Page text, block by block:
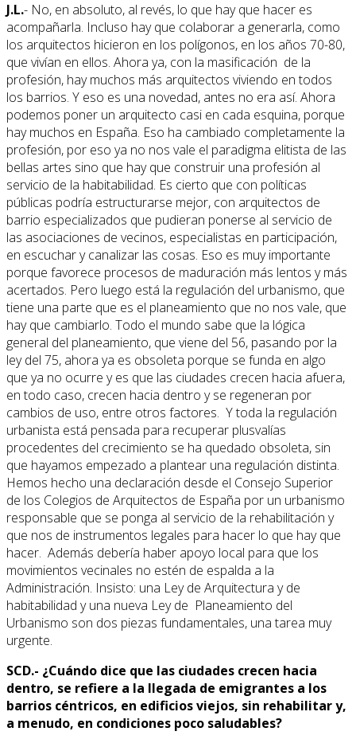
J.L.- No, en absoluto, al revés, lo que hay que hacer es
acompañarla. Incluso hay que colaborar a generarla, como
los arquitectos hicieron en los polígonos, en los años 70-80,
que vivían en ellos. Ahora ya, con la masificación de la
profesión, hay muchos más arquitectos viviendo en todos
los barrios. Y eso es una novedad, antes no era así. Ahora
podemos poner un arquitecto casi en cada esquina, porque
hay muchos en España. Eso ha cambiado completamente la
profesión, por eso ya no nos vale el paradigma elitista de las
bellas artes sino que hay que construir una profesión al
servicio de la habitabilidad. Es cierto que con políticas
públicas podría estructurarse mejor, con arquitectos de
barrio especializados que pudieran ponerse al servicio de
las asociaciones de vecinos, especialistas en participación,
en escuchar y canalizar las cosas. Eso es muy importante
porque favorece procesos de maduración más lentos y más
acertados. Pero luego está la regulación del urbanismo, que
tiene una parte que es el planeamiento que no nos vale, que
hay que cambiarlo. Todo el mundo sabe que la lógica
general del planeamiento, que viene del 56, pasando por la
ley del 75, ahora ya es obsoleta porque se funda en algo
que ya no ocurre y es que las ciudades crecen hacia afuera,
en todo caso, crecen hacia dentro y se regeneran por
cambios de uso, entre otros factores. Y toda la regulación
urbanista está pensada para recuperar plusvalías
procedentes del crecimiento se ha quedado obsoleta, sin
que hayamos empezado a plantear una regulación distinta.
Hemos hecho una declaración desde el Consejo Superior
de los Colegios de Arquitectos de España por un urbanismo
responsable que se ponga al servicio de la rehabilitación y
que nos de instrumentos legales para hacer lo que hay que
hacer. Además debería haber apoyo local para que los
movimientos vecinales no estén de espalda a la
Administración. Insisto: una Ley de Arquitectura y de
habitabilidad y una nueva Ley de Planeamiento del
Urbanismo son dos piezas fundamentales, una tarea muy
urgente.
SCD.- ¿Cuándo dice que las ciudades crecen hacia
dentro, se refiere a la llegada de emigrantes a los
barrios céntricos, en edificios viejos, sin rehabilitar y,
a menudo, en condiciones poco saludables?